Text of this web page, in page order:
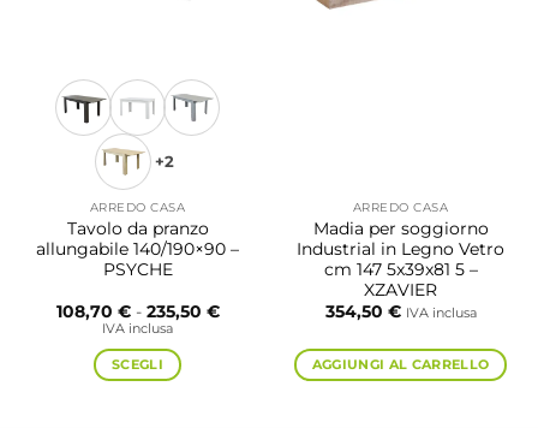
+2
ARREDO CASA
Tavolo da pranzo
allungabile 140/190×90 –
PSYCHE
108,70 € - 235,50 €Fascia
IVA inclusa
SCEGLI
ARREDO CASA
Madia per soggiorno
Industrial in Legno Vetro
cm 147 5x39x81 5 –
XZAVIER
354,50 € IVA inclusa
AGGIUNGI AL CARRELLO